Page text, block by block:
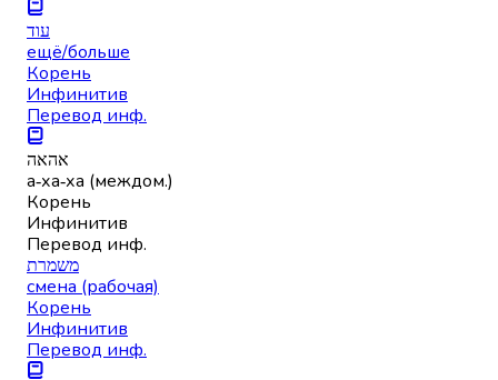
עוד
ещё/больше
Корень
Инфинитив
Перевод инф.
אהאה
а‑ха‑ха (междом.)
Корень
Инфинитив
Перевод инф.
משמרת
смена (рабочая)
Корень
Инфинитив
Перевод инф.